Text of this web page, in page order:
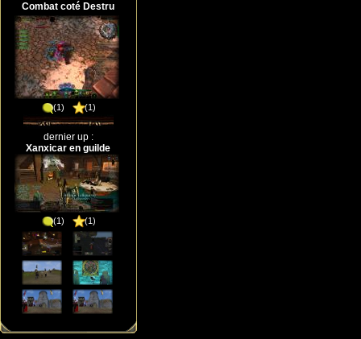
Combat coté Destru
(1) (1)
dernier up :
Xanxicar en guilde
(1) (1)